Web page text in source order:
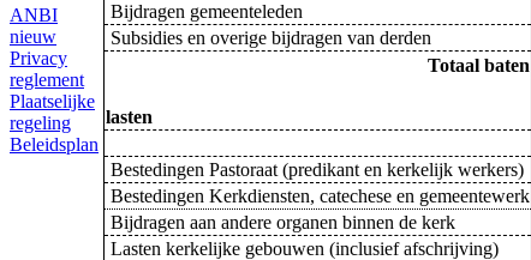
ANBI
nieuw
Privacy
reglement
Plaatselijke
regeling
Beleidsplan
Bijdragen gemeenteleden
Subsidies en overige bijdragen van derden
Totaal baten
lasten
Bestedingen Pastoraat (predikant en kerkelijk werkers)
Bestedingen Kerkdiensten, catechese en gemeentewerk
Bijdragen aan andere organen binnen de kerk
Lasten kerkelijke gebouwen (inclusief afschrijving)